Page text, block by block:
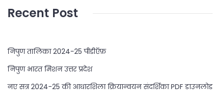
Recent Post
निपुण तालिका 2024-25 पीडीऍफ़
निपुण भारत मिशन उत्तर प्रदेश
नए सत्र 2024-25 की आधारशिला क्रियान्वयन संदर्शिका PDF डाउनलोड